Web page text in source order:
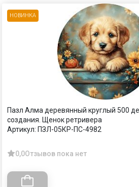
НОВИНКА
Пазл Алма деревянный круглый 500
создания. Щенок ретривера
Артикул: ПЗЛ-05КР-ПС-4982
0,0Отзывов пока нет